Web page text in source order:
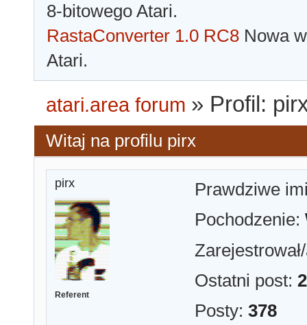
8-bitowego Atari.
RastaConverter 1.0 RC8 Nowa
Atari.
atari.area forum » Profil:
Witaj na profilu pirx
pirx
Referent
Prawdziwe
Pochodzenie:
Ostatni post:
Posty: 378